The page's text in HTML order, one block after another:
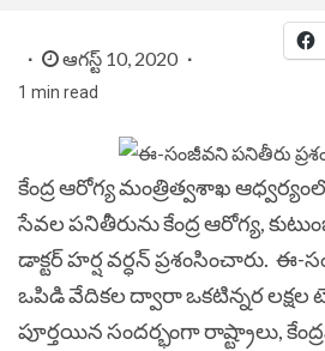
ఆగస్ట్ 10, 2020
1 min read
కేంద్ర ఆరోగ్య మంత్రిత్వశాఖ
సేవల పనితీరును కేంద్ర ఆరోగ్య,
డాక్టర్ హర్ష వర్ధన్ ప్రశంసించారు.
ఒపిడి వేదికల ద్వారా ఒకటిన్నర లక్షల
పూర్తయిన సందర్భంగా రాష్ట్రాలు,